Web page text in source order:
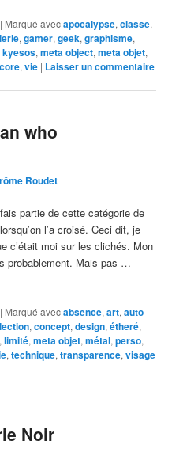
| Marqué avecapocalypse,classe,
,gamer,geek,graphisme,
kyesos,meta object,meta objet,
,vie | Laisser un commentaire
who
Roudet
partie de cette catégorie de
l’a croisé. Ceci dit, je
c’était moi sur les clichés. Mon
probablement. Mais pas …
| Marqué avecabsence,art,auto
,concept,design,étheré,
,limité,meta objet,métal,perso,
,technique,transparence,visage
Noir